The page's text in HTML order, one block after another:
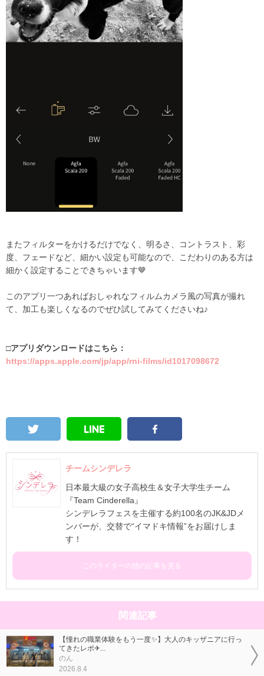
またフィルターをかけるだけでなく、明るさ、コントラスト、彩
度、フェードなど、細かい設定も可能なので、こだわりのある方は
細かく設定することできちゃいます🤎
このアプリ一つあればおしゃれなフィルムカメラ風の写真が撮れ
て、加工も楽しくなるのでぜひ試してみてくださいね♪
□アプリダウンロードはこちら：
https://apps.apple.com/jp/app/rni-films/id1017098672
チームシンデレラ
日本最大級の女子高校生＆女子大学生チーム
『Team Cinderella』
シンデレラフェスを主催する約100名のJK&JDメ
ンバーが、交替で“イマドキ情報”をお届けしま
す！
このライターの他の記事を見る
関連記事
【憧れの職業体験をもう一度✨】大人のキッザニアに行っ
てきたレポ✈...
のん
2026.8.4